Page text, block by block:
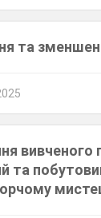
та
вивченого
та